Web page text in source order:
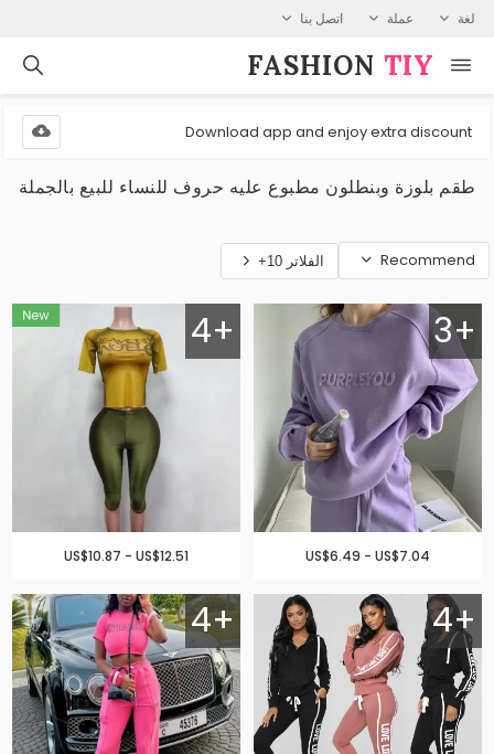
لغة عملة اتصل بنا
FASHION⁠ TIY
Download app and enjoy extra discount
طقم بلوزة وبنطلون مطبوع عليه حروف للنساء للبيع بالجملة
Recommend الفلاتر 10+
3+
US$6.49 - US$7.04
4+
US$10.87 - US$12.51
4+
4+